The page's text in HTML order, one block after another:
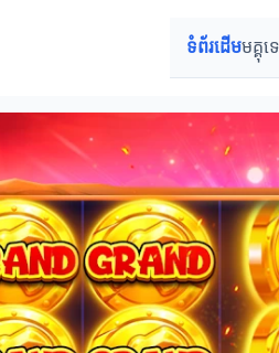
ទំព័រដើមមគ្គុ